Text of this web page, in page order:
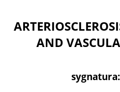
AND